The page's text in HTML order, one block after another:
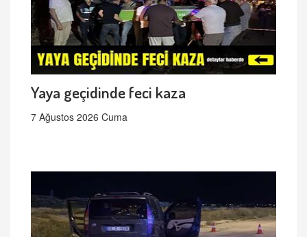
Yaya geçidinde feci kaza
7 Ağustos 2026 Cuma